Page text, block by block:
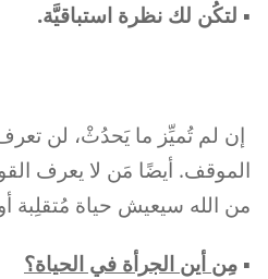
▪︎ لتكُن لك نظرة استباقيَّة.
إن لم تُميِّز ما يَحدُثْ، لن
الموقف. أيضًا مَن لا يعرف
من الله سيعيش حياة مُتقلِبة
▪︎ مِن أين الجرأة في الحياة؟